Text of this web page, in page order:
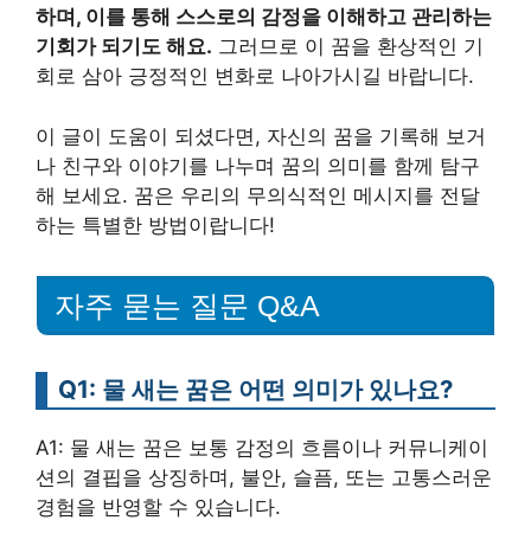
하며, 이를 통해 스스로의 감정을 이해하고 관리하는
기회가 되기도 해요. 그러므로 이 꿈을 환상적인 기
회로 삼아 긍정적인 변화로 나아가시길 바랍니다.
이 글이 도움이 되셨다면, 자신의 꿈을 기록해 보거
나 친구와 이야기를 나누며 꿈의 의미를 함께 탐구
해 보세요. 꿈은 우리의 무의식적인 메시지를 전달
하는 특별한 방법이랍니다!
자주 묻는 질문 Q&A
Q1: 물 새는 꿈은 어떤 의미가 있나요?
A1: 물 새는 꿈은 보통 감정의 흐름이나 커뮤니케이
션의 결핍을 상징하며, 불안, 슬픔, 또는 고통스러운
경험을 반영할 수 있습니다.